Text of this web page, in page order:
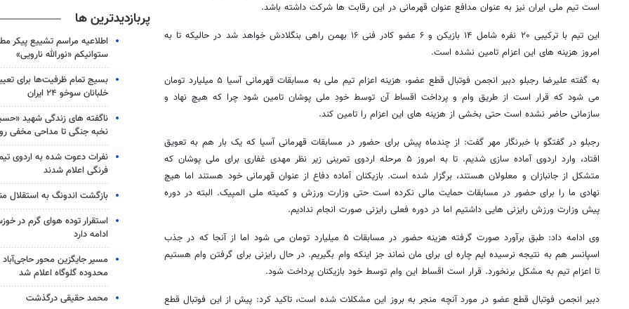
است تیم ملی ایران نیز به عنوان مدافع عنوان قهرمانی در این رقابت ها شرکت داشته باشد.
این تیم با ترکیبی ۲۰ نفره شامل ۱۴ بازیکن و ۶ عضو کادر فنی ۱۶ بهمن راهی بنگلادش خواهد شد در حالیکه تا به
امروز هزینه های این اعزام تامین نشده است.
به گفته علیرضا رجبلو دبیر انجمن فوتبال قطع عضو، هزینه اعزام تیم ملی به مسابقات قهرمانی آسیا ۵ میلیارد تومان
می شود که قرار است از طریق وام و پرداخت اقساط آن توسط خودِ ملی پوشان تامین شود چرا که هیچ نهاد و
سازمانی حاضر نشده است حتی بخشی از هزینه های این اعزام را تامین کند.
رجبلو در گفتگو با خبرنگار مهر گفت: از چندماه پیش برای حضور در مسابقات قهرمانی آسیا که یک بار هم به تعویق
افتاد، وارد اردوی آماده سازی شدیم. تا به امروز ۵ مرحله اردوی تمرینی زیر نظر مهدی غفاری برای ملی پوشان که
متشکل از جانبازان و معلولان هستند، برگزار شده است. بازیکنان آماده دفاع از عنوان قهرمانی خود هستند اما هیچ
نهادی ما را برای حضور در مسابقات حمایت مالی نکرده است حتی وزارت ورزش و کمیته ملی المپیک. البته در دوره
پیش وزارت ورزش رایزنی هایی داشتیم اما در دوره فعلی رایزنی صورت انجام ندادیم.
وی ادامه داد: طبق برآورد صورت گرفته هزینه حضور در مسابقات ۵ میلیارد تومان می شود اما از آنجا که در جذب
اسپانسر هم به نتیجه نرسیده ایم چاره ای برای مان نماند جز اینکه وام بگیریم. در حال رایزنی برای گرفتن وام هستیم
تا اعزام تیم به مشکل برنخورد. قرار است اقساط این وام توسط خود بازیکنان پرداخت شود.
دبیر انجمن فوتبال قطع عضو در مورد آنچه منجر به بروز این مشکلات شده است، تاکید کرد: پیش از این فوتبال قطع
پربازدیدترین ها
اطلاعیه مراسم تشییع پیکر
ستوانیکم «نورالله نارویی»
بسیج تمام ظرفیت‌ها برای
خلبانان سوخو ۲۴ ایران
ناگفته های زندگی شهید
نخبه جنگی تا مداحی مخفی
نفرات دعوت شده به اردوی
فرنگی اعلام شدند
بازگشت اندونگ به استقلال
استقرار توده هوای گرم در
ادامه دارد
مسیر جایگزین محور
محدوده گلوگاه اعلام شد
محمد حقیقی درگذشت